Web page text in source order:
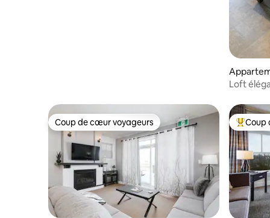
The Blue
Loft
Coup de cœur voyageurs
Coup de cœur voyageurs Coups
Coup